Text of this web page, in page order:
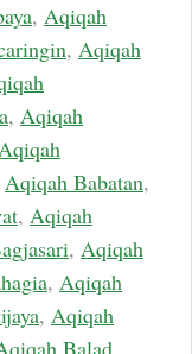
, Aqiqah
, Aqiqah
, Aqiqah
Aqiqah Babatan,
, Aqiqah
, Aqiqah
, Aqiqah
, Aqiqah